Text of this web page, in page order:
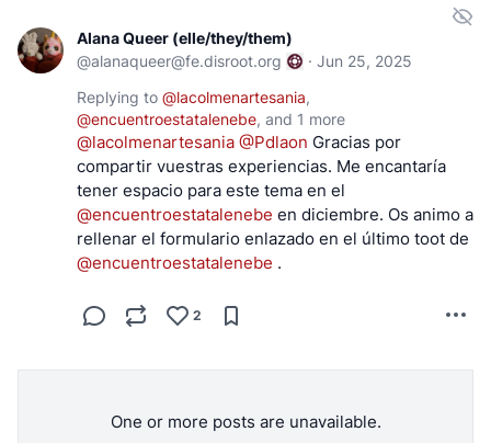
Alana Queer (elle/they/them)
@alanaqueer@fe.disroot.org · Jun 25, 2025
Replying to @lacolmenartesania,
@encuentroestatalenebe, and 1 more
@lacolmenartesania @Pdlaon Gracias por
compartir vuestras experiencias. Me encantaría
tener espacio para este tema en el
@encuentroestatalenebe en diciembre. Os animo a
rellenar el formulario enlazado en el último toot de
@encuentroestatalenebe .
2
One or more posts are unavailable.